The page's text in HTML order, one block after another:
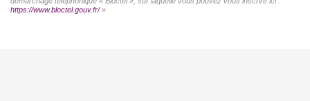
https://www.bloctel.gouv.fr/»